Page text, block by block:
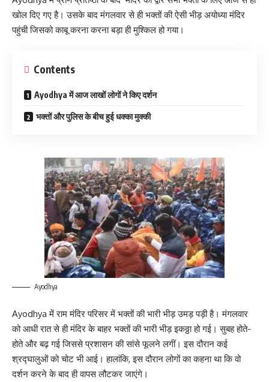
खोल दिए गए है। उसके बाद मंगलवार से ही भक्तों की ऐसी भीड़ अयोध्या मंदिर
पहुंची जिसको काबू करना करना बड़ा ही मुश्किल हो गया।
Contents
Ayodhya में आज लाखों लोगों ने किए दर्शन
भक्तों और पुलिस के बीच हुई धक्का मुक्की
Ayodhya
Ayodhya में राम मंदिर परिसर में भक्तों की भारी भीड़ उमड़ पड़ी है। मंगलवार
को आधी रात से ही मंदिर के बाहर भक्तों की भारी भीड़ इकठ्ठा हो गई। सुबह होते-
होते और बढ़ गई जिससे प्रशासन की सांसे फूलने लगीं। इस दौरान कई
श्रद्घालुओं को चोट भी आई। हालांकि, इस दौरान लोगों का कहना था कि वो
दर्शन करने के बाद ही वापस लौटकर जाएंगे।